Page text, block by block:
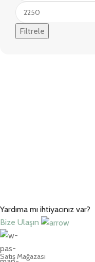
Filtrele
Yardıma mı ihtiyacınız var?
Bize Ulaşın
Satış Mağazası